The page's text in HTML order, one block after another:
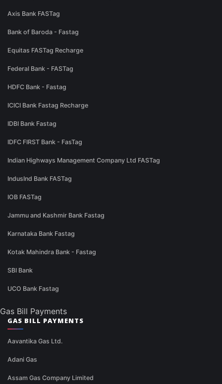
Axis Bank FASTag
Bank of Baroda - Fastag
Equitas FASTag Recharge
Federal Bank - FASTag
HDFC Bank - Fastag
ICICI Bank Fastag Recharge
IDBI Bank Fastag
IDFC FIRST Bank - FasTag
Indian Highways Management Company Ltd FASTag
IndusInd Bank FASTag
IOB FASTag
Jammu and Kashmir Bank Fastag
Karnataka Bank Fastag
Kotak Mahindra Bank - Fastag
SBI Bank
UCO Bank Fastag
Gas Bill Payments
GAS BILL PAYMENTS
Aavantika Gas Ltd.
Adani Gas
Assam Gas Company Limited